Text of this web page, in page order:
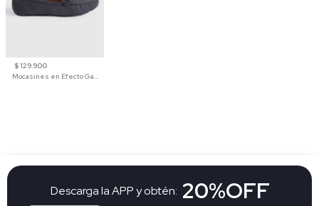
$ 129.900
Mocasines en Efecto Gamuzado Para Mujer
Descarga la APP y obtén: 20%OFF